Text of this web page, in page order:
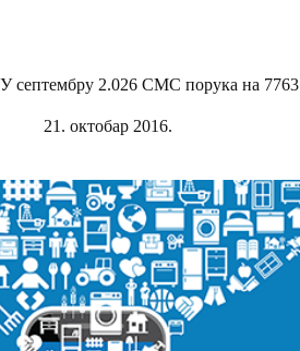
У септембру 2.026 СМС порука на 7763
21. октобар 2016.